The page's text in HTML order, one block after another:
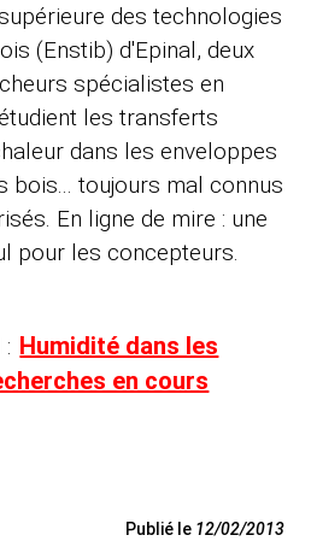
des technologies
(Enstib) d'Epinal, deux
spécialistes en
les transferts
dans les enveloppes
bois... toujours mal connus
En ligne de mire : une
pour les concepteurs.
Humidité dans les
en cours
Publié le 12/02/2013